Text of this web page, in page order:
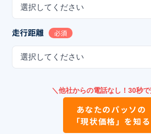
選択してください
走行距離 必須
選択してください
＼他社からの電話なし！30秒
あなたのパッソ の
「現状価格」を知る